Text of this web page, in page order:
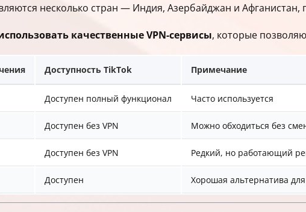
несколько стран — Индия, Азербайджан и Афганистан,
качественные VPN-сервисы, которые
Доступность TikTok Примечание
Доступен полный функционал Часто используется
Доступен без VPN Можно обходиться без
Доступен без VPN Редкий, но работающий
Доступен Хорошая альтернатива для